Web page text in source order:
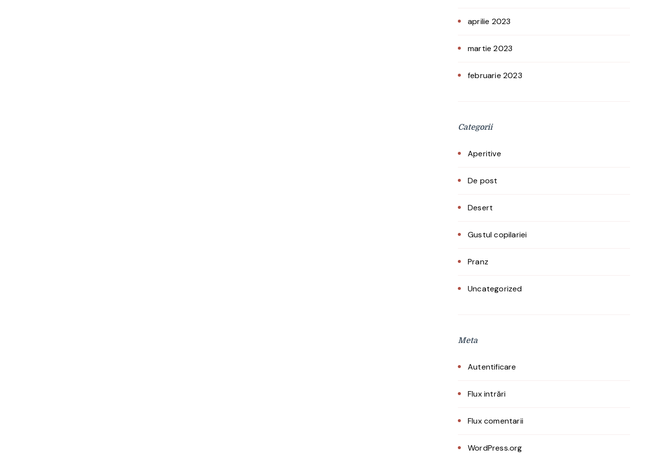
aprilie 2023
martie 2023
februarie 2023
Categorii
Aperitive
De post
Desert
Gustul copilariei
Pranz
Uncategorized
Meta
Autentificare
Flux intrări
Flux comentarii
WordPress.org